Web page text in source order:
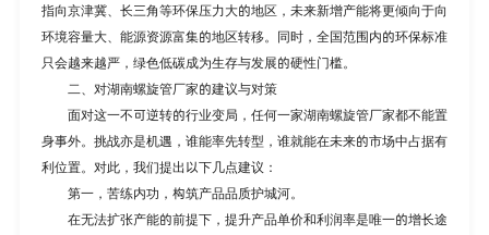
指向京津冀、长三角等环保压力大的地区，未来新增产能将更倾向于向
环境容量大、能源资源富集的地区转移。同时，全国范围内的环保标准
只会越来越严，绿色低碳成为生存与发展的硬性门槛。
二、对湖南螺旋管厂家的建议与对策
面对这一不可逆转的行业变局，任何一家湖南螺旋管厂家都不能置
身事外。挑战亦是机遇，谁能率先转型，谁就能在未来的市场中占据有
利位置。对此，我们提出以下几点建议：
第一，苦练内功，构筑产品品质护城河。
在无法扩张产能的前提下，提升产品单价和利润率是唯一的增长途